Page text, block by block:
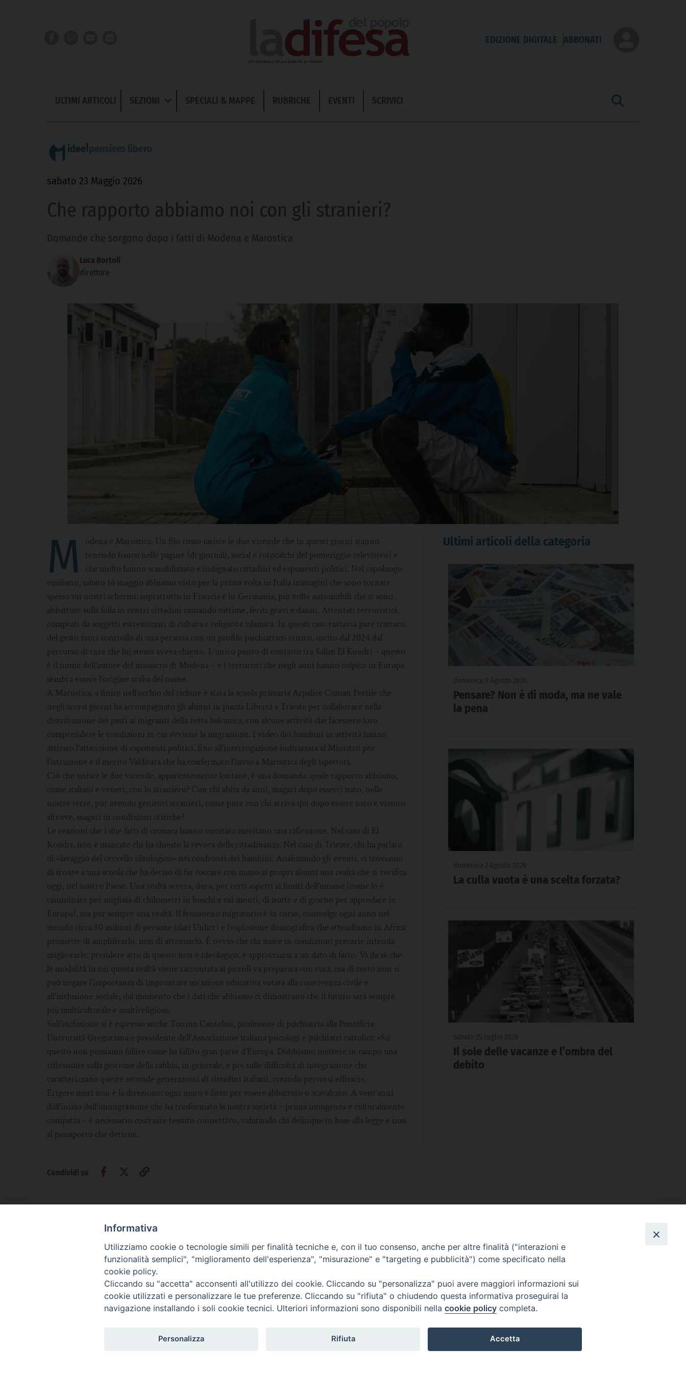
EDIZIONE DIGITALE ABBONATI
ULTIMI ARTICOLI SEZIONI
Apri
Menu
SPECIALI & MAPPE RUBRICHE EVENTI SCRIVICI
idee
sabato 23 Maggio 2026
Che rapporto abbiamo noi con gli stranieri?
Domande che sorgono dopo i fatti di Modena e Marostica
Luca Bortoli
direttore
M
odena e Marostica. Un filo rosso unisce le due vicende che in questi giorni stanno
tenendo banco nelle pagine (di giornali, social e rotocalchi del pomeriggio televisivo) e
che molto hanno scandalizzato e indignato cittadini ed esponenti politici. Nel capoluogo
emiliano, sabato 16 maggio abbiamo visto per la prima volta in Italia immagini che sono tornate
spesso sui nostri schermi: soprattutto in Francia e in Germania, più volte automobili che si sono
abbattute sulla folla in centri cittadini causando vittime, feriti gravi e danni. Attentati terroristici,
compiuti da soggetti estremizzati di cultura e religione islamica. In questi caso tuttavia pare trattarsi
del gesto fuori controllo di una persona con un profilo psichiatrico critico, uscito dal 2024 dal
percorso di cure che lui stesso aveva chiesto. L’unico punto di contatto tra Salim El Koudri – questo
è il nome dell’autore del massacro di Modena – e i terroristi che negli anni hanno colpito in Europa
sembra essere l’origine araba del nome.
A Marostica, a finire nell’occhio del ciclone è stata la scuola primaria Arpalice Cuman Pertile che
negli scorsi giorni ha accompagnato gli alunni in piazza Libertà a Trieste per collaborare nella
distribuzione dei pasti ai migranti della rotta balcanica, con alcune attività che facessero loro
comprendere le condizioni in cui avviene la migrazione. I video dei bambini in attività hanno
attirato l’attenzione di esponenti politici, fino all’interrogazione indirizzata al Ministro per
l’istruzione e il merito Valditara che ha confermato l’invio a Marostica degli ispettori.
Ciò che unisce le due vicende, apparentemente lontane, è una domanda: quale rapporto abbiamo,
come italiani e veneti, con lo straniero? Con chi abita da anni, magari dopo esserci nato, nelle
nostre terre, pur avendo genitori stranieri, come pure con chi arriva qui dopo essere nato e vissuto
altrove, magari in condizioni critiche?
Le reazioni che i due fatti di cronaca hanno suscitato meritano una riflessione. Nel caso di El
Koudri, non è mancato chi ha chiesto la revoca della cittadinanza. Nel caso di Trieste, chi ha parlato
di «lavaggio del cervello ideologico» nei confronti dei bambini. Analizzando gli eventi, ci troviamo
di fronte a una scuola che ha deciso di far toccare con mano ai propri alunni una realtà che si verifica
oggi, nel nostro Paese. Una realtà severa, dura, per certi aspetti ai limiti dell’umano (come lo è
camminare per migliaia di chilometri in boschi e sui monti, di notte e di giorno per approdare in
Europa), ma pur sempre una realtà. Il fenomeno migratorio è in corso, coinvolge ogni anno nel
mondo circa 80 milioni di persone (dati Unhcr) e l’esplosione demografica che attendiamo in Africa
promette di amplificarlo, non di attenuarlo. È ovvio che chi nasce in condizioni precarie intenda
migliorarle: prendere atto di questo non è ideologico, è approcciarsi a un dato di fatto. Va da sé che
le modalità in cui questa realtà viene raccontata ai piccoli va preparata con cura, ma di certo non si
può negare l’importanza di improntare un’azione educativa votata alla convivenza civile e
all’inclusione sociale, dal momento che i dati che abbiamo ci dimostrano che il futuro sarà sempre
più multiculturale e multireligioso.
Sull’inclusione si è espresso anche Tonino Cantelmi, professore di psichiatria alla Pontificia
Università Gregoriana e presidente dell’Associazione italiana psicologi e psichiatri cattolici: «Su
questo non possiamo fallire come ha fallito gran parte d’Europa. Dobbiamo mettere in campo una
riflessione sulla gestione della rabbia, in generale, e poi sulle difficoltà di integrazione che
caratterizzano queste seconde generazioni di cittadini italiani, creando percorsi efficaci».
Erigere muri non è la direzione: ogni muro è fatto per essere abbattuto o scavalcato. A vent’anni
dall’inizio dell’immigrazione che ha trasformato la nostra società – prima omogenea e culturalmente
compatta – è necessario costruire tessuto connettivo, valutando chi delinque in base alla legge e non
al passaporto che detiene.
Ultimi articoli della categoria
Pensare? Non è di moda, ma ne vale
la pena
La culla vuota è una scelta forzata?
Il sole delle vacanze e l’ombra del
debito
Condividi su
AMMINISTRAZIONE TRASPARENTE SCRIVICI
La Difesa del Popolo percepisce i contributi pubblici all'editoria.
La Difesa del Popolo è una testata registrata presso il Tribunale di Padova decreto del 15 giugno 1950 al n. 37 del registro periodici.
Informativa
Utilizziamo cookie o tecnologie simili per finalità tecniche e, con il tuo consenso, anche per altre finalità ("interazioni e
funzionalità semplici", "miglioramento dell'esperienza", "misurazione" e "targeting e pubblicità") come specificato nella
cookie policy.
Cliccando su "accetta" acconsenti all'utilizzo dei cookie. Cliccando su "personalizza" puoi avere maggiori informazioni sui
cookie utilizzati e personalizzare le tue preferenze. Cliccando su "rifiuta" o chiudendo questa informativa proseguirai la
navigazione installando i soli cookie tecnici. Ulteriori informazioni sono disponibili nella cookie policy completa.
Personalizza Rifiuta Accetta